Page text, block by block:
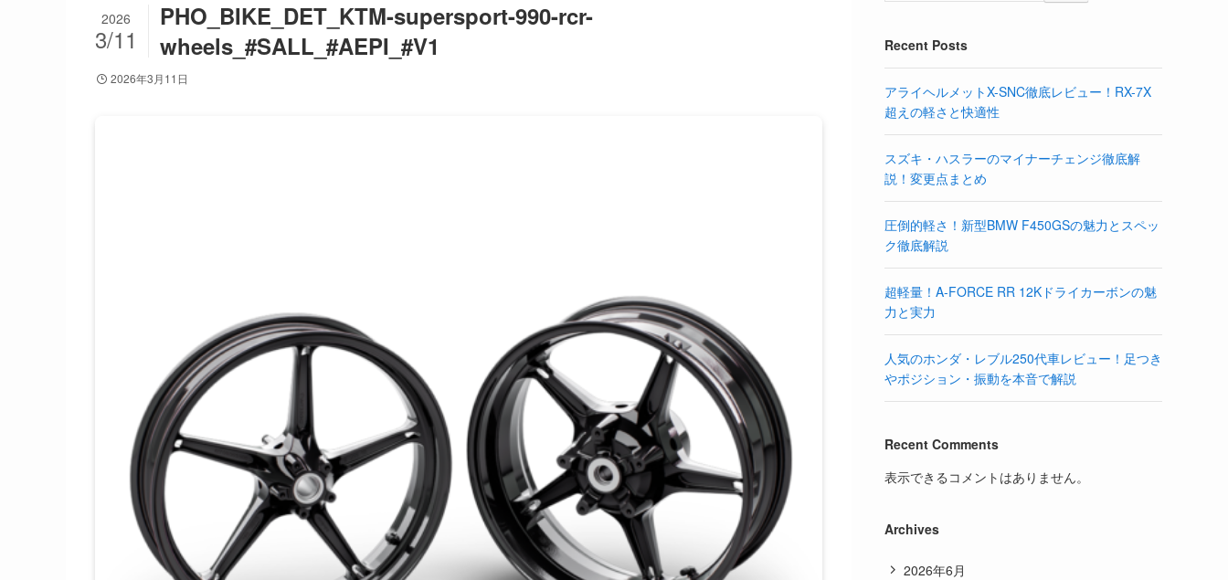
PHO_BIKE_DET_KTM-supersport-990-rcr-
wheels_#SALL_#AEPI_#V1
2026
3/11
2026年3月11日
Recent Posts
アライヘルメットX-SNC徹底レビュー！RX-7X
超えの軽さと快適性
スズキ・ハスラーのマイナーチェンジ徹底解
説！変更点まとめ
圧倒的軽さ！新型BMW F450GSの魅力とスペッ
ク徹底解説
超軽量！A-FORCE RR 12Kドライカーボンの魅
力と実力
人気のホンダ・レブル250代車レビュー！足つき
やポジション・振動を本音で解説
Recent Comments
表示できるコメントはありません。
Archives
2026年6月